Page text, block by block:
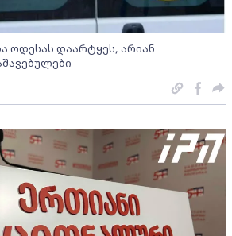
ოდესას დაარტყეს, არიან